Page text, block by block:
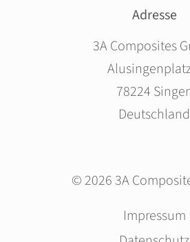
Adresse
3A Composites
78224
Deutschland
© 2026 3A
NavigationImpressum